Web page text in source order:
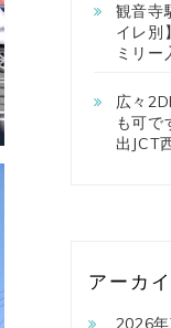
観音寺
イレ別
ミリー
広々
も可で
出JCT
アーカ